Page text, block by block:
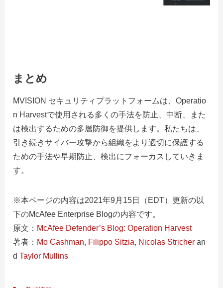
まとめ
MVISION セキュリティプラットフォームは、Operatio
n Harvestで使用される多くの手法を防止、中断、また
は検出するための多層防御を提供します。私たちは、
引き続きサイバー攻撃から組織をより適切に保護する
ための手法や早期防止、検出にフォーカスしていきま
す。
※本ページの内容は2021年9月15日（EDT）更新の以
下のMcAfee Enterprise Blogの内容です。
原文： McAfee Defender’s Blog: Operation Harvest
著者： Mo Cashman, Filippo Sitzia, Nicolas Stricher an
d Taylor Mullins